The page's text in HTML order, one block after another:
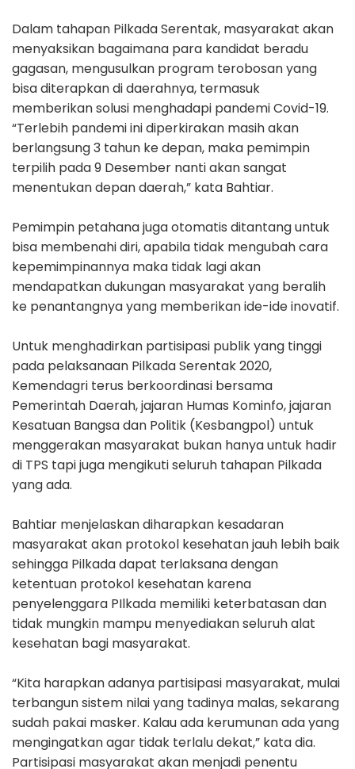
Dalam tahapan Pilkada Serentak, masyarakat akan
menyaksikan bagaimana para kandidat beradu
gagasan, mengusulkan program terobosan yang
bisa diterapkan di daerahnya, termasuk
memberikan solusi menghadapi pandemi Covid-19.
“Terlebih pandemi ini diperkirakan masih akan
berlangsung 3 tahun ke depan, maka pemimpin
terpilih pada 9 Desember nanti akan sangat
menentukan depan daerah,” kata Bahtiar.
Pemimpin petahana juga otomatis ditantang untuk
bisa membenahi diri, apabila tidak mengubah cara
kepemimpinannya maka tidak lagi akan
mendapatkan dukungan masyarakat yang beralih
ke penantangnya yang memberikan ide-ide inovatif.
Untuk menghadirkan partisipasi publik yang tinggi
pada pelaksanaan Pilkada Serentak 2020,
Kemendagri terus berkoordinasi bersama
Pemerintah Daerah, jajaran Humas Kominfo, jajaran
Kesatuan Bangsa dan Politik (Kesbangpol) untuk
menggerakan masyarakat bukan hanya untuk hadir
di TPS tapi juga mengikuti seluruh tahapan Pilkada
yang ada.
Bahtiar menjelaskan diharapkan kesadaran
masyarakat akan protokol kesehatan jauh lebih baik
sehingga Pilkada dapat terlaksana dengan
ketentuan protokol kesehatan karena
penyelenggara PIlkada memiliki keterbatasan dan
tidak mungkin mampu menyediakan seluruh alat
kesehatan bagi masyarakat.
“Kita harapkan adanya partisipasi masyarakat, mulai
terbangun sistem nilai yang tadinya malas, sekarang
sudah pakai masker. Kalau ada kerumunan ada yang
mengingatkan agar tidak terlalu dekat,” kata dia.
Partisipasi masyarakat akan menjadi penentu